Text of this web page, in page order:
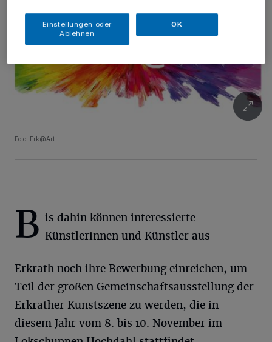
Foto: Erk@Art
B is dahin können interessierte
Künstlerinnen und Künstler aus
Erkrath noch ihre Bewerbung einreichen, um
Teil der großen Gemeinschaftsausstellung der
Erkrather Kunstszene zu werden, die in
diesem Jahr vom 8. bis 10. November im
Einstellungen oder
Ablehnen
OK